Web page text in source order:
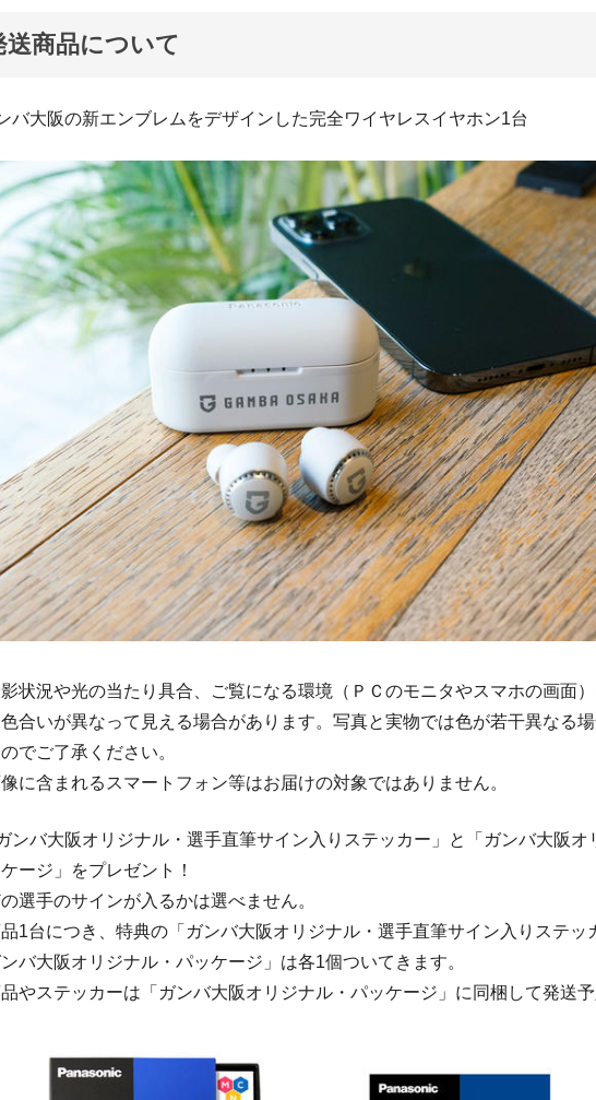
送商品について
バ大阪の新エンブレムをデザインした完全ワイヤレスイヤホン1台
状況や光の当たり具合、ご覧になる環境（ＰＣのモニタやスマホの画面）
色合いが異なって見える場合があります。写真と実物では色が若干異なる
でご了承ください。
に含まれるスマートフォン等はお届けの対象ではありません。
ンバ大阪オリジナル・選手直筆サイン入りステッカー」と「ガンバ大阪オ
ージ」をプレゼント！
選手のサインが入るかは選べません。
1台につき、特典の「ガンバ大阪オリジナル・選手直筆サイン入りステッ
ンバ大阪オリジナル・パッケージ」は各1個ついてきます。
やステッカーは「ガンバ大阪オリジナル・パッケージ」に同梱して発送予